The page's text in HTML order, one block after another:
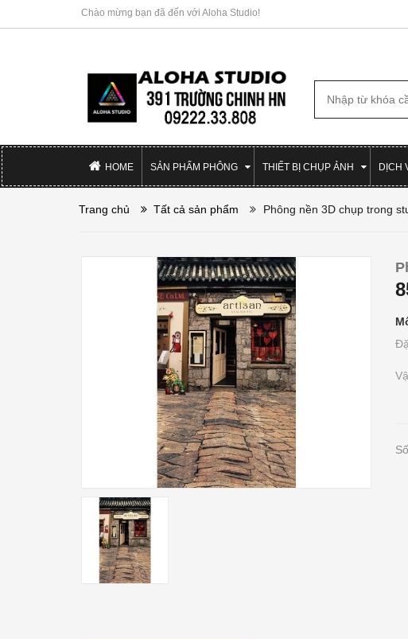
Chào mừng bạn đã đến với Aloha Studio!
HOME SẢN PHẨM PHÔNG THIẾT BỊ CHỤP ẢNH DỊCH
Trang chủ Tất cả sản phẩm Phông nền 3D chụp trong